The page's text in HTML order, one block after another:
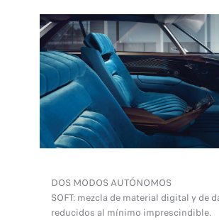
DOS MODOS AUTÓNOMOS
SOFT: mezcla de material digital y de
reducidos al mínimo imprescindible.